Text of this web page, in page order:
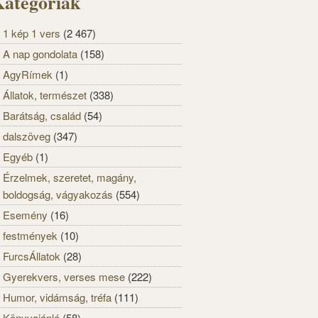
1 kép 1 vers (2 467)
A nap gondolata (158)
AgyRímek (1)
Állatok, természet (338)
Barátság, család (54)
dalszöveg (347)
Egyéb (1)
Érzelmek, szeretet, magány,
boldogság, vágyakozás (554)
Esemény (16)
festmények (10)
FurcsÁllatok (28)
Gyerekvers, verses mese (222)
Humor, vidámság, tréfa (111)